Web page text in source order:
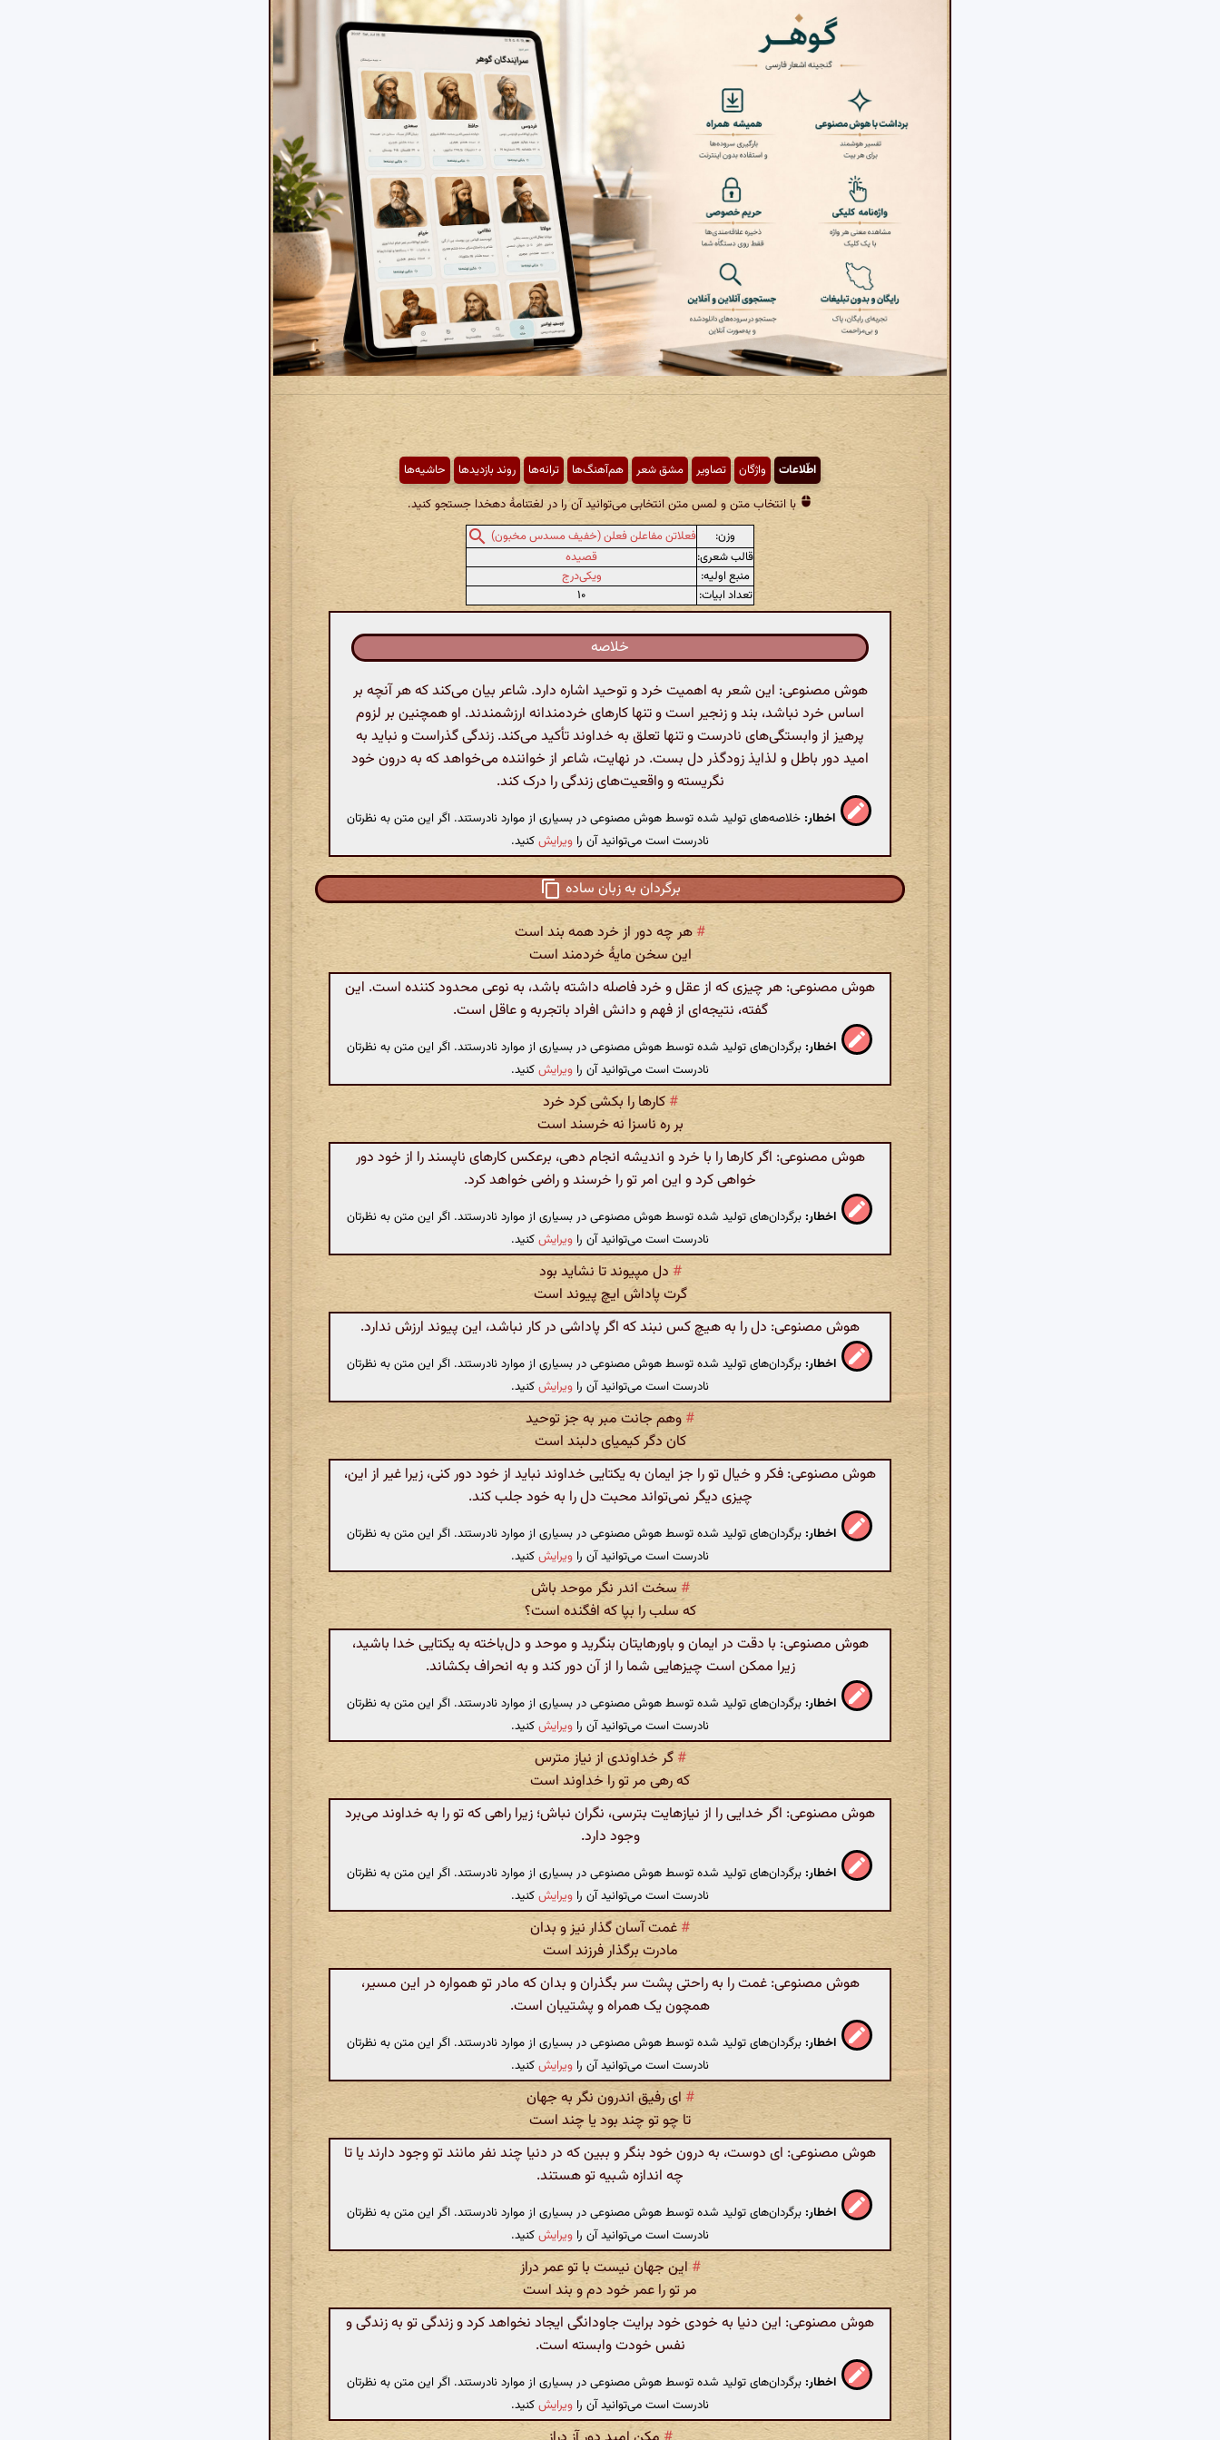
اطّلاعات واژگان تصاویر مشق شعر هم‌آهنگ‌ها ترانه‌ها روند بازدیدها حاشیه‌ها
با انتخاب متن و لمس متن انتخابی می‌توانید آن را در لغتنامهٔ دهخدا جستجو کنید.
وزن:
فعلاتن مفاعلن فعلن (خفیف مسدس مخبون)
قالب شعری:
قصیده
منبع اولیه:
ویکی‌درج
تعداد ابیات:
۱۰
خلاصه
هوش مصنوعی: این شعر به اهمیت خرد و توحید اشاره دارد. شاعر بیان می‌کند که هر آنچه بر
اساس خرد نباشد، بند و زنجیر است و تنها کارهای خردمندانه ارزشمندند. او همچنین بر لزوم
پرهیز از وابستگی‌های نادرست و تنها تعلق به خداوند تأکید می‌کند. زندگی گذراست و نباید به
امید دور باطل و لذایذ زودگذر دل بست. در نهایت، شاعر از خواننده می‌خواهد که به درون خود
نگریسته و واقعیت‌های زندگی را درک کند.
اخطار: خلاصه‌های تولید شده توسط هوش مصنوعی در بسیاری از موارد نادرستند. اگر این متن به نظرتان
نادرست است می‌توانید آن را ویرایشکنید.
برگردان به زبان ساده
# هر چه دور از خرد همه بند است
این سخن مایهٔ خردمند است
هوش مصنوعی: هر چیزی که از عقل و خرد فاصله داشته باشد، به نوعی محدود کننده است. این
گفته، نتیجه‌ای از فهم و دانش افراد باتجربه و عاقل است.
اخطار: برگردان‌های تولید شده توسط هوش مصنوعی در بسیاری از موارد نادرستند. اگر این متن به نظرتان
نادرست است می‌توانید آن را ویرایشکنید.
# کارها را بکشی کرد خرد
بر ره ناسزا نه خرسند است
هوش مصنوعی: اگر کارها را با خرد و اندیشه انجام دهی، برعکس کارهای ناپسند را از خود دور
خواهی کرد و این امر تو را خرسند و راضی خواهد کرد.
اخطار: برگردان‌های تولید شده توسط هوش مصنوعی در بسیاری از موارد نادرستند. اگر این متن به نظرتان
نادرست است می‌توانید آن را ویرایشکنید.
# دل مپیوند تا نشاید بود
گرت پاداش ایچ پیوند است
هوش مصنوعی: دل را به هیچ کس نبند که اگر پاداشی در کار نباشد، این پیوند ارزش ندارد.
اخطار: برگردان‌های تولید شده توسط هوش مصنوعی در بسیاری از موارد نادرستند. اگر این متن به نظرتان
نادرست است می‌توانید آن را ویرایشکنید.
# وهم جانت مبر به جز توحید
کان دگر کیمیای دلبند است
هوش مصنوعی: فکر و خیال تو را جز ایمان به یکتایی خداوند نباید از خود دور کنی، زیرا غیر از این،
چیزی دیگر نمی‌تواند محبت دل را به خود جلب کند.
اخطار: برگردان‌های تولید شده توسط هوش مصنوعی در بسیاری از موارد نادرستند. اگر این متن به نظرتان
نادرست است می‌توانید آن را ویرایشکنید.
#سخت اندر نگر موحد باش
که سلب را بپا که افگنده است؟
هوش مصنوعی: با دقت در ایمان و باورهایتان بنگرید و موحد و دل‌باخته به یکتایی خدا باشید،
زیرا ممکن است چیزهایی شما را از آن دور کند و به انحراف بکشاند.
اخطار: برگردان‌های تولید شده توسط هوش مصنوعی در بسیاری از موارد نادرستند. اگر این متن به نظرتان
نادرست است می‌توانید آن را ویرایشکنید.
# گر خداوندی از نیاز مترس
که رهی مر تو را خداوند است
هوش مصنوعی: اگر خدایی را از نیازهایت بترسی، نگران نباش؛ زیرا راهی که تو را به خداوند می‌برد
وجود دارد.
اخطار: برگردان‌های تولید شده توسط هوش مصنوعی در بسیاری از موارد نادرستند. اگر این متن به نظرتان
نادرست است می‌توانید آن را ویرایشکنید.
# غمت آسان گذار نیز و بدان
مادرت برگذار فرزند است
هوش مصنوعی: غمت را به راحتی پشت سر بگذران و بدان که مادر تو همواره در این مسیر،
همچون یک همراه و پشتیبان است.
اخطار: برگردان‌های تولید شده توسط هوش مصنوعی در بسیاری از موارد نادرستند. اگر این متن به نظرتان
نادرست است می‌توانید آن را ویرایشکنید.
# ای رفیق اندرون نگر به جهان
تا چو تو چند بود یا چند است
هوش مصنوعی: ای دوست، به درون خود بنگر و ببین که در دنیا چند نفر مانند تو وجود دارند یا تا
چه اندازه شبیه تو هستند.
اخطار: برگردان‌های تولید شده توسط هوش مصنوعی در بسیاری از موارد نادرستند. اگر این متن به نظرتان
نادرست است می‌توانید آن را ویرایشکنید.
# این جهان نیست با تو عمر دراز
مر تو را عمر خود دم و بند است
هوش مصنوعی: این دنیا به خودی خود برایت جاودانگی ایجاد نخواهد کرد و زندگی تو به زندگی و
نفس خودت وابسته است.
اخطار: برگردان‌های تولید شده توسط هوش مصنوعی در بسیاری از موارد نادرستند. اگر این متن به نظرتان
نادرست است می‌توانید آن را ویرایشکنید.